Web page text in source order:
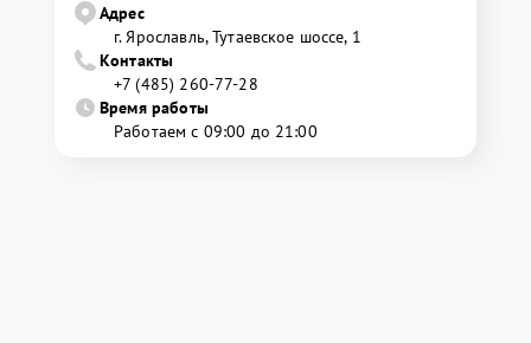
Адрес
г. Ярославль, Тутаевское шоссе, 1
Контакты
+7 (485) 260-77-28
Время работы
Работаем с 09:00 до 21:00